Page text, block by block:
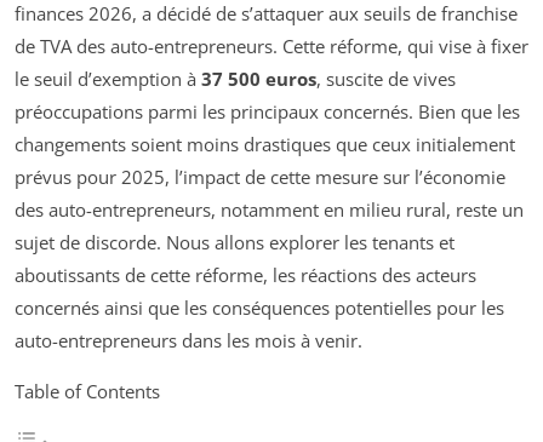
finances 2026, a décidé de s’attaquer aux seuils de franchise
de TVA des auto-entrepreneurs. Cette réforme, qui vise à fixer
le seuil d’exemption à 37 500 euros, suscite de vives
préoccupations parmi les principaux concernés. Bien que les
changements soient moins drastiques que ceux initialement
prévus pour 2025, l’impact de cette mesure sur l’économie
des auto-entrepreneurs, notamment en milieu rural, reste un
sujet de discorde. Nous allons explorer les tenants et
aboutissants de cette réforme, les réactions des acteurs
concernés ainsi que les conséquences potentielles pour les
auto-entrepreneurs dans les mois à venir.
Table of Contents